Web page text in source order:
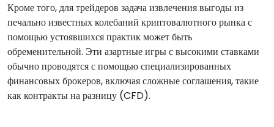
Кроме того, для трейдеров задача извлечения выгоды из
печально известных колебаний криптовалютного рынка с
помощью устоявшихся практик может быть
обременительной. Эти азартные игры с высокими ставками
обычно проводятся с помощью специализированных
финансовых брокеров, включая сложные соглашения, такие
как контракты на разницу (CFD).